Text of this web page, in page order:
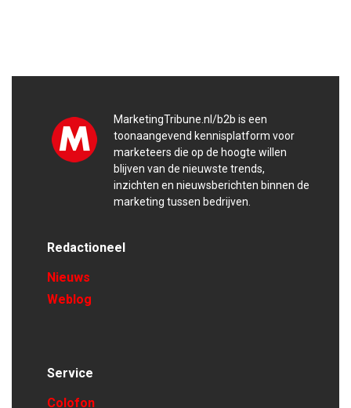
MarketingTribune.nl/b2b is een
toonaangevend kennisplatform voor
marketeers die op de hoogte willen
blijven van de nieuwste trends,
inzichten en nieuwsberichten binnen de
marketing tussen bedrijven.
Redactioneel
Nieuws
Weblog
Service
Colofon